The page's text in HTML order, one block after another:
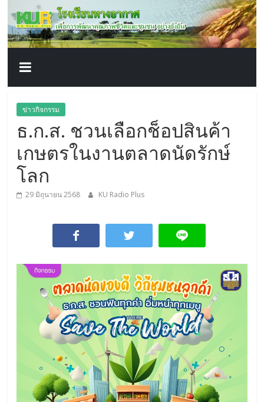
content
โรงเรียน
ทาง
อากาศ​
เพื่อ
พัฒนา
คุณภาพ
ชีวิต
ข่าวกิจกรรม
ธ.ก.ส. ชวนเลือกช็อปสินค้า
เกษตรในงานตลาดนัดรักษ์
โลก
29 มิถุนายน 2568 KU Radio Plus